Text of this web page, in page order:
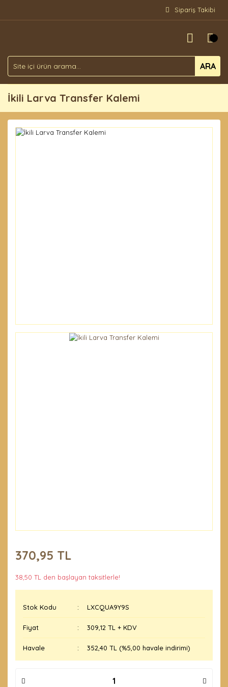
Sipariş Takibi
ARA
İkili Larva Transfer Kalemi
370,95 TL
38,50 TL den başlayan taksitlerle!
Stok Kodu LXCQUA9Y9S
Fiyat 309,12 TL + KDV
Havale 352,40 TL (%5,00 havale indirimi)